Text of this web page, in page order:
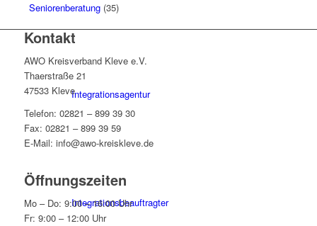
Integrationsagentur
Integrationsbeauftragter
Seniorenberatung(35)
Kontakt
AWO Kreisverband Kleve e.V.
Thaerstraße 21
47533 Kleve
Telefon: 02821 – 899 39 30
Fax: 02821 – 899 39 59
E-Mail: info@awo-kreiskleve.de
Öffnungszeiten
Mo – Do: 9:00 – 16:00 Uhr
Fr: 9:00 – 12:00 Uhr